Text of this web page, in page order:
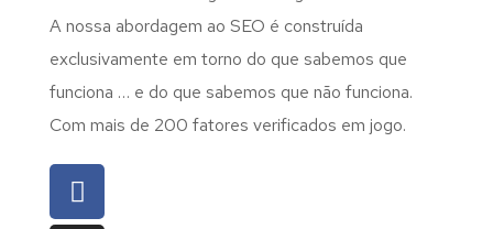
A nossa abordagem ao SEO é construída
exclusivamente em torno do que sabemos que
funciona … e do que sabemos que não funciona.
Com mais de 200 fatores verificados em jogo.